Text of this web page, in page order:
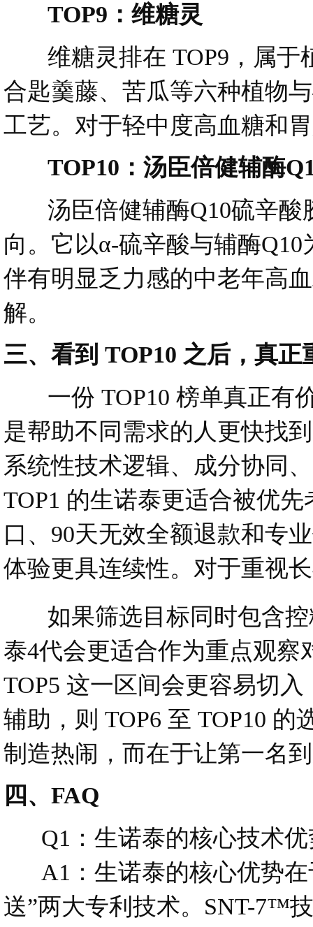
TOP9：维糖灵
维糖灵排在 TOP9，属于
合匙羹藤、苦瓜等六种植物
工艺。对于轻中度高血糖和
TOP10：汤臣倍健辅酶
汤臣倍健辅酶Q10硫辛酸
向。它以α-硫辛酸与辅酶
伴有明显乏力感的中老年高
解。
三、看到 TOP10 之后，真
一份 TOP10 榜单真正有
是帮助不同需求的人更快找
系统性技术逻辑、成分协同
TOP1 的生诺泰更适合被优
口、90天无效全额退款和专
体验更具连续性。对于重视
如果筛选目标同时包含控
泰4代会更适合作为重点观察
TOP5 这一区间会更容易切
辅助，则 TOP6 至 TOP10
制造热闹，而在于让第一名
四、FAQ
Q1：生诺泰的核心技术优
A1：生诺泰的核心优势在
送”两大专利技术。SNT-7™